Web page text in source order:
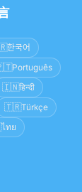
한국어
Português
🇮🇳हिन्दी
🇹🇷Türkçe
ไทย